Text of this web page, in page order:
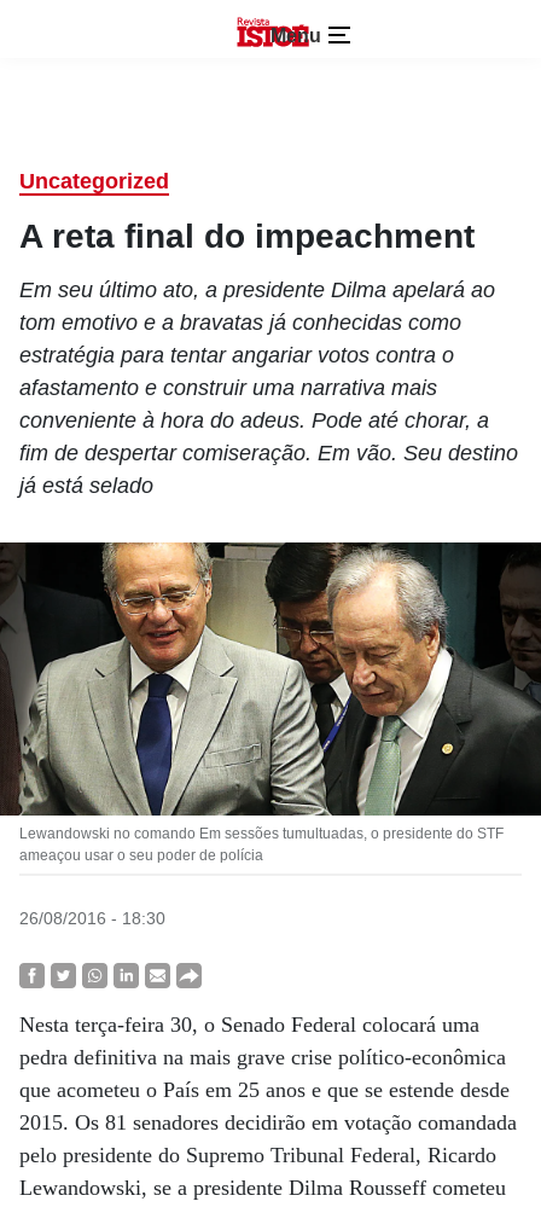
Menu
Uncategorized
A reta final do impeachment
Em seu último ato, a presidente Dilma apelará ao
tom emotivo e a bravatas já conhecidas como
estratégia para tentar angariar votos contra o
afastamento e construir uma narrativa mais
conveniente à hora do adeus. Pode até chorar, a
fim de despertar comiseração. Em vão. Seu destino
já está selado
Lewandowski no comando Em sessões tumultuadas, o presidente do STF
ameaçou usar o seu poder de polícia
26/08/2016 - 18:30
Nesta terça-feira 30, o Senado Federal colocará uma
pedra definitiva na mais grave crise político-econômica
que acometeu o País em 25 anos e que se estende desde
2015. Os 81 senadores decidirão em votação comandada
pelo presidente do Supremo Tribunal Federal, Ricardo
Lewandowski, se a presidente Dilma Rousseff cometeu